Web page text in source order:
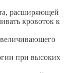
расширяющей
кровоток к
при высоких